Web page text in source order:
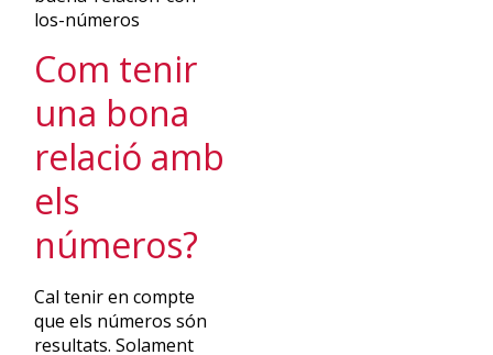
Com tenir
una bona
relació amb
els
números?
Cal tenir en compte
que els números són
resultats. Solament